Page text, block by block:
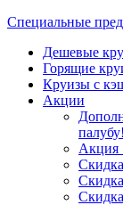
Специальные
Дешевые
Горящие
Круизы с
Акции
палубу!
Акция